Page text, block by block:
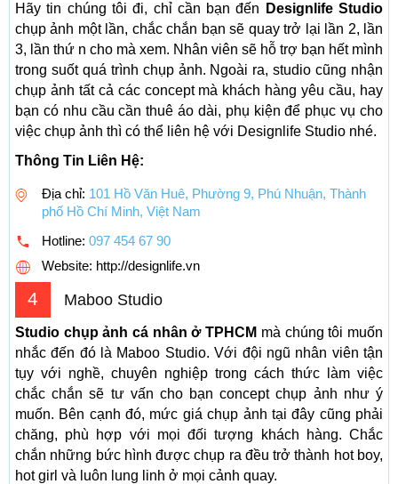
Hãy tin chúng tôi đi, chỉ cần bạn đến
Designlife Studio
chụp ảnh một lần, chắc chắn bạn sẽ quay trở lại lần 2, lần
3, lần thứ n cho mà xem. Nhân viên sẽ hỗ trợ bạn hết mình
trong suốt quá trình chụp ảnh. Ngoài ra, studio cũng nhận
chụp ảnh tất cả các concept mà khách hàng yêu cầu, hay
bạn có nhu cầu cần thuê áo dài, phụ kiện để phục vụ cho
việc chụp ảnh thì có thể liên hệ với Designlife Studio nhé.
Thông Tin Liên Hệ:
Địa chỉ: 101 Hồ Văn Huê, Phường 9, Phú Nhuận, Thành
phố Hồ Chí Minh, Việt Nam
Hotline: 097 454 67 90
Website: http://designlife.vn
4 Maboo Studio
Studio chụp ảnh cá nhân ở TPHCM mà chúng tôi muốn
nhắc đến đó là Maboo Studio. Với đội ngũ nhân viên tận
tụy với nghề, chuyên nghiệp trong cách thức làm việc
chắc chắn sẽ tư vấn cho bạn concept chụp ảnh như ý
muốn. Bên cạnh đó, mức giá chụp ảnh tại đây cũng phải
chăng, phù hợp với mọi đối tượng khách hàng. Chắc
chắn những bức hình được chụp ra đều trở thành hot boy,
hot girl và luôn lung linh ở mọi cảnh quay.